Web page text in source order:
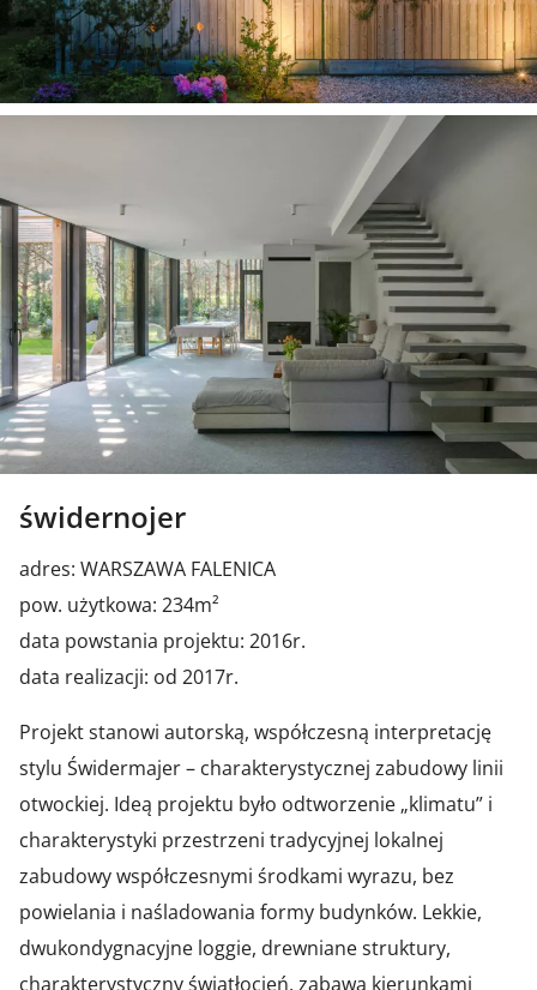
świdernojer
adres: WARSZAWA FALENICA
pow. użytkowa: 234m²
data powstania projektu: 2016r.
data realizacji: od 2017r.
Projekt stanowi autorską, współczesną interpretację
stylu Świdermajer – charakterystycznej zabudowy linii
otwockiej. Ideą projektu było odtworzenie „klimatu” i
charakterystyki przestrzeni tradycyjnej lokalnej
zabudowy współczesnymi środkami wyrazu, bez
powielania i naśladowania formy budynków. Lekkie,
dwukondygnacyjne loggie, drewniane struktury,
charakterystyczny światłocień, zabawa kierunkami